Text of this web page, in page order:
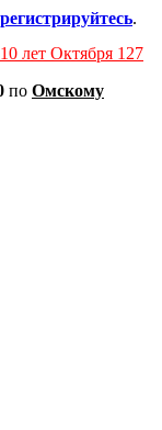
.
лет Октября 127
по Омскому